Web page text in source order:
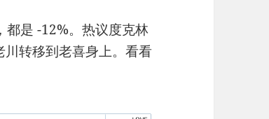
都是 -12%。热议度克林
转移到老喜身上。看看